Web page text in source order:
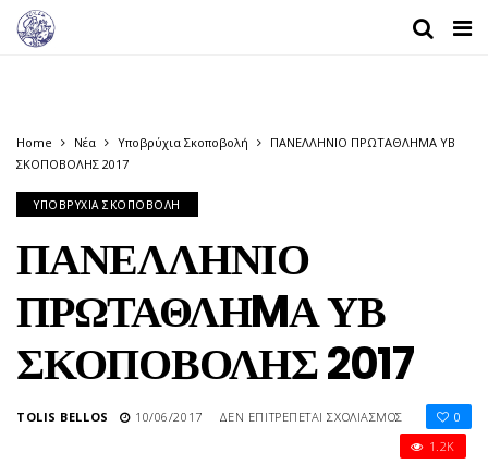
Home Νέα Υποβρύχια Σκοποβολή
ΠΑΝΕΛΛΗΝΙΟ ΠΡΩΤΑΘΛΗMΑ ΥΒ
ΣΚΟΠΟΒΟΛΗΣ 2017
ΥΠΟΒΡΎΧΙΑ ΣΚΟΠΟΒΟΛΉ
ΠΑΝΕΛΛΗΝΙΟ
ΠΡΩΤΑΘΛΗMΑ ΥΒ
ΣΚΟΠΟΒΟΛΗΣ 2017
TOLIS BELLOS 10/06/2017 ΔΕΝ ΕΠΙΤΡΈΠΕΤΑΙ ΣΧΟΛΙΑΣΜΌΣ
ΣΤΟ
ΠΑΝΕΛΛΗΝΙΟ
0
1.2K